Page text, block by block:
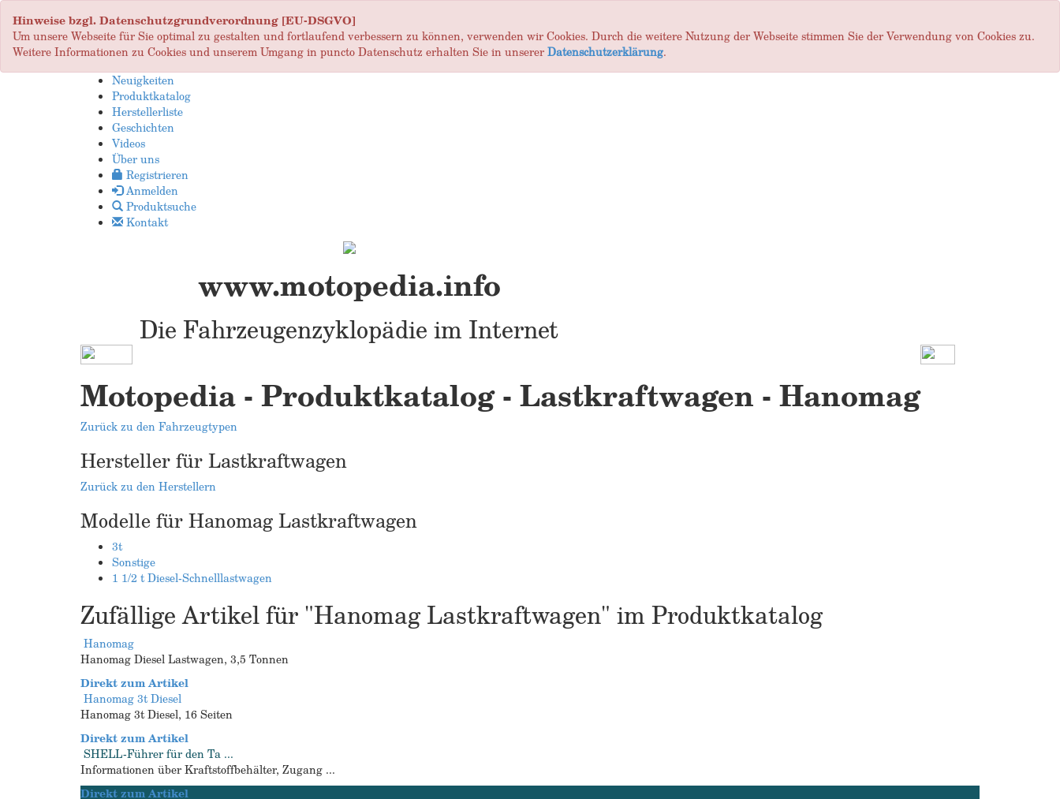
Hinweise bzgl. Datenschutzgrundverordnung [EU-DSGVO]
Um unsere Webseite für Sie optimal zu gestalten und fortlaufend verbessern zu können, verwenden wir Cookies. Durch die weitere Nutzung der Webseite stimmen Sie der Verwendung von Cookies zu.
Weitere Informationen zu Cookies und unserem Umgang in puncto Datenschutz erhalten Sie in unsererDatenschutzerklärung.
Neuigkeiten
Produktkatalog
Herstellerliste
Geschichten
Videos
Über uns
Registrieren
Anmelden
Produktsuche
Kontakt
www.motopedia.info
Die Fahrzeugenzyklopädie im Internet
Motopedia - Produktkatalog - Lastkraftwagen - Hanomag
Zurück zu den Fahrzeugtypen
Hersteller für Lastkraftwagen
Zurück zu den Herstellern
Modelle für Hanomag Lastkraftwagen
3t
Sonstige
1 1/2 t Diesel-Schnelllastwagen
Zufällige Artikel für "Hanomag Lastkraftwagen" im Produktkatalog
Hanomag
Hanomag Diesel Lastwagen, 3,5 Tonnen
Direkt zum Artikel
Hanomag 3t Diesel
Hanomag 3t Diesel, 16 Seiten
Direkt zum Artikel
SHELL-Führer für den Ta ...
Informationen über Kraftstoffbehälter, Zugang ...
Direkt zum Artikel